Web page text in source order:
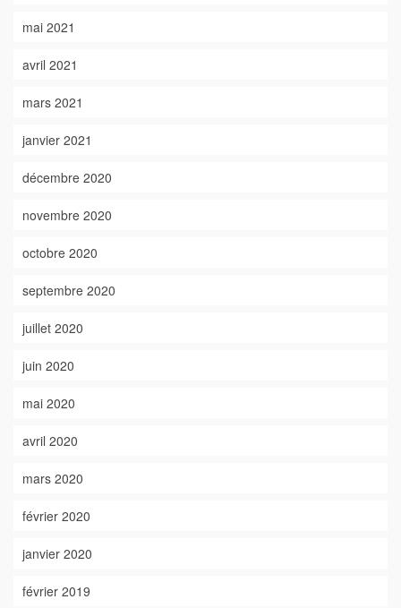
mai 2021
avril 2021
mars 2021
janvier 2021
décembre 2020
novembre 2020
octobre 2020
septembre 2020
juillet 2020
juin 2020
mai 2020
avril 2020
mars 2020
février 2020
janvier 2020
février 2019